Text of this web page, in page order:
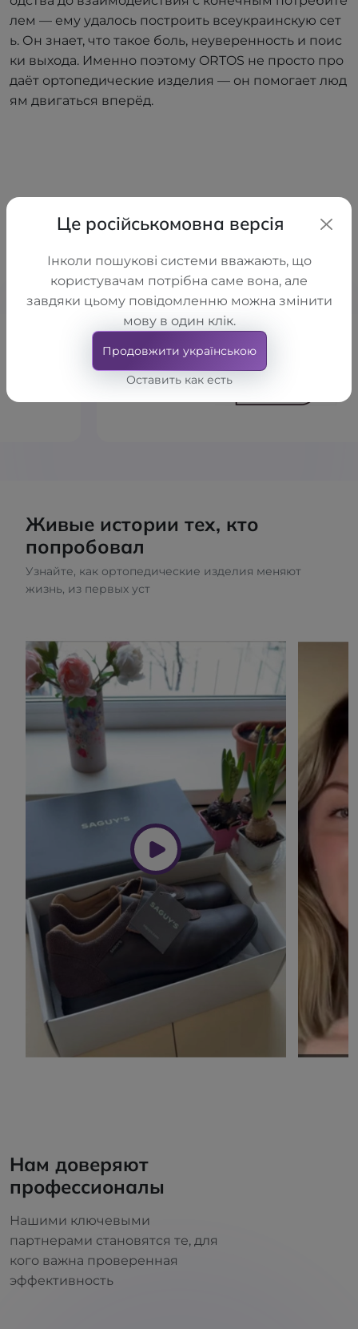
лем — ему удалось построить всеукраинскую сет
ь. Он знает, что такое боль, неуверенность и поис
ки выхода. Именно поэтому ORTOS не просто про
даёт ортопедические изделия — он помогает люд
ям двигаться вперёд.
Наши бренды
кому доверяем сами.
Живые истории тех, кто
попробовал
Узнайте, как ортопедические изделия меняют
жизнь, из первых уст
Нам доверяют
профессионалы
Нашими ключевыми
партнерами становятся те, для
кого важна проверенная
эффективность
Це російськомовна версія
Інколи пошукові системи вважають, що
користувачам потрібна саме вона, але
завдяки цьому повідомленню можна змінити
мову в один клік.
Продовжити українською
Оставить как есть